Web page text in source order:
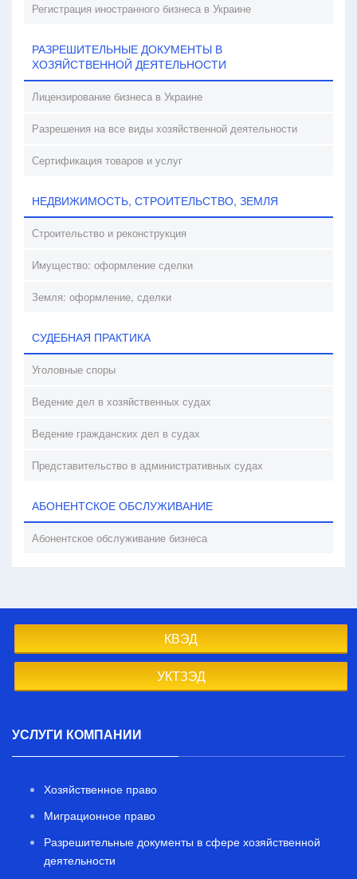
Регистрация иностранного бизнеса в Украине
РАЗРЕШИТЕЛЬНЫЕ ДОКУМЕНТЫ В
ХОЗЯЙСТВЕННОЙ ДЕЯТЕЛЬНОСТИ
Лицензирование бизнеса в Украине
Разрешения на все виды хозяйственной деятельности
Сертификация товаров и услуг
НЕДВИЖИМОСТЬ, СТРОИТЕЛЬСТВО, ЗЕМЛЯ
Строительство и реконструкция
Имущество: оформление сделки
Земля: оформление, сделки
СУДЕБНАЯ ПРАКТИКА
Уголовные споры
Ведение дел в хозяйственных судах
Ведение гражданских дел в судах
Представительство в административных судах
АБОНЕНТСКОЕ ОБСЛУЖИВАНИЕ
Абонентское обслуживание бизнеса
КВЭД
УКТЗЭД
УСЛУГИ КОМПАНИИ
Хозяйственное право
Миграционное право
Разрешительные документы в сфере хозяйственной
деятельности